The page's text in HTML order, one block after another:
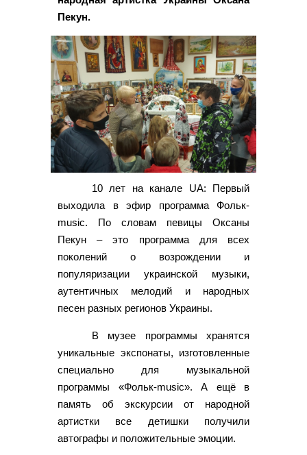
Пекун.
10 лет на канале UA: Первый
выходила в эфир программа Фольк-
music. По словам певицы Оксаны
Пекун – это программа для всех
поколений о возрождении и
популяризации украинской музыки,
аутентичных мелодий и народных
песен разных регионов Украины.
В музее программы хранятся
уникальные экспонаты, изготовленные
специально для музыкальной
программы «Фольк-music». А ещё в
память об экскурсии от народной
артистки все детишки получили
автографы и положительные эмоции.